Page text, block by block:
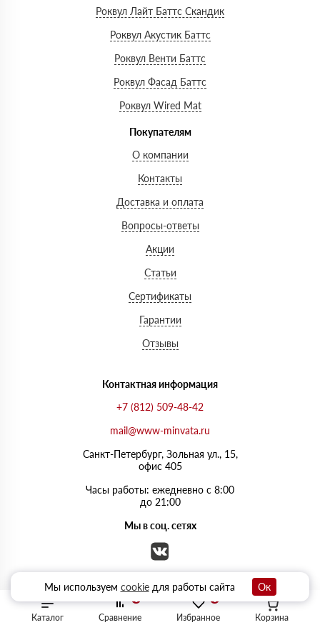
Каталог Избранное
Сравнение Корзина
Роквул Лайт Баттс Скандик
Роквул Акустик Баттс
Роквул Венти Баттс
Роквул Фасад Баттс
Роквул Wired Mat
Покупателям
О компании
Контакты
Доставка и оплата
Вопросы-ответы
Акции
Статьи
Сертификаты
Гарантии
Отзывы
Контактная информация
+7 (812) 509-48-42
mail@www-minvata.ru
Санкт-Петербург, Зольная ул., 15,
офис 405
Часы работы: ежедневно с 8:00
до 21:00
Мы в соц. сетях
Мы используем cookieдля работы сайта Ок